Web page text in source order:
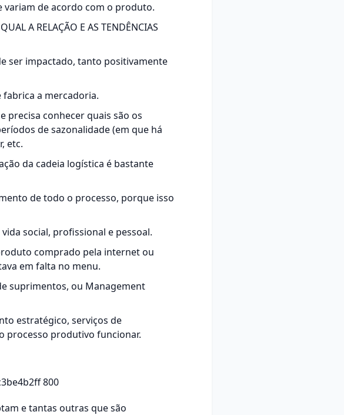
de acordo com o produto.
A RELAÇÃO E AS TENDÊNCIAS
ser impactado, tanto positivamente
a mercadoria.
precisa conhecer quais são os
de sazonalidade (em que há
etc.
da cadeia logística é bastante
de todo o processo, porque isso
social, profissional e pessoal.
comprado pela internet ou
em falta no menu.
suprimentos, ou Management
estratégico, serviços de
processo produtivo funcionar.
e tantas outras que são